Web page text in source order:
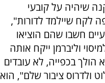
שיהיה על קובעי
לקח שיילמד לדורות",
חשבו שהם הוציאו
וליברמן ייקח אותה
הולך בכפייה, לא עובדים
ולדרוס ציבור שלם", הוא